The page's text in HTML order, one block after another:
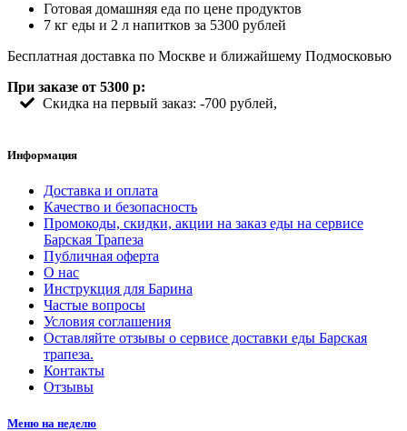
Готовая домашняя еда по цене продуктов
7 кг еды и 2 л напитков за 5300 рублей
Бесплатная доставка по Москве и ближайшему Подмосковью
При заказе от 5300 р:
Скидка на первый заказ: -700 рублей,
Информация
Доставка и оплата
Качество и безопасность
Промокоды, скидки, акции на заказ еды на сервисе
Барская Трапеза
Публичная оферта
О нас
Инструкция для Барина
Частые вопросы
Условия соглашения
Оставляйте отзывы о сервисе доставки еды Барская
трапеза.
Контакты
Отзывы
Меню на неделю